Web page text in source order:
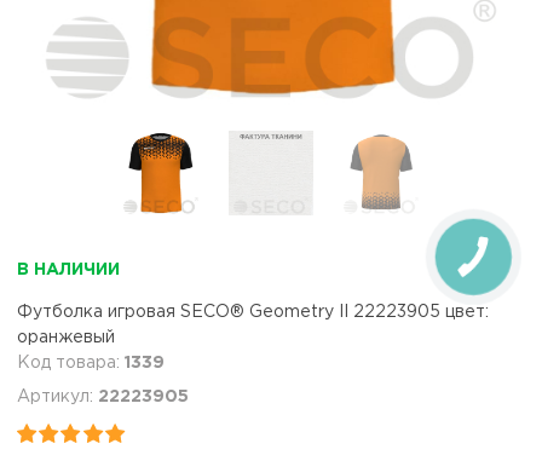
В НАЛИЧИИ
Футболка игровая SECO® Geometry II 22223905 цвет:
оранжевый
1339
22223905

